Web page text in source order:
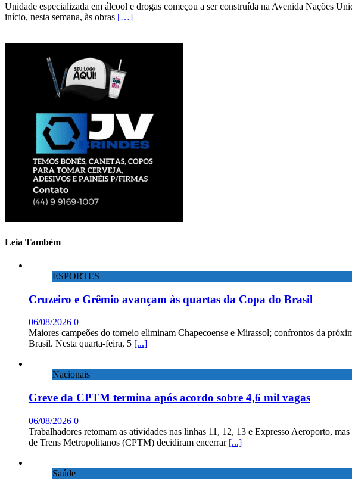
Unidade especializada em álcool e drogas começou a ser construída na Avenida Nações
início, nesta semana, às obras […]
Leia Também
ESPORTES
Cruzeiro e Grêmio avançam às quartas da Copa do Brasil
06/08/2026 0
Maiores campeões do torneio eliminam Chapecoense e Mirassol; confrontos da
Brasil. Nesta quarta-feira, 5 [...]
Nacionais
Greve da CPTM termina após acordo sobre 4,6 mil vagas
06/08/2026 0
Trabalhadores retomam as atividades nas linhas 11, 12, 13 e Expresso Aeroporto,
de Trens Metropolitanos (CPTM) decidiram encerrar [...]
Saúde